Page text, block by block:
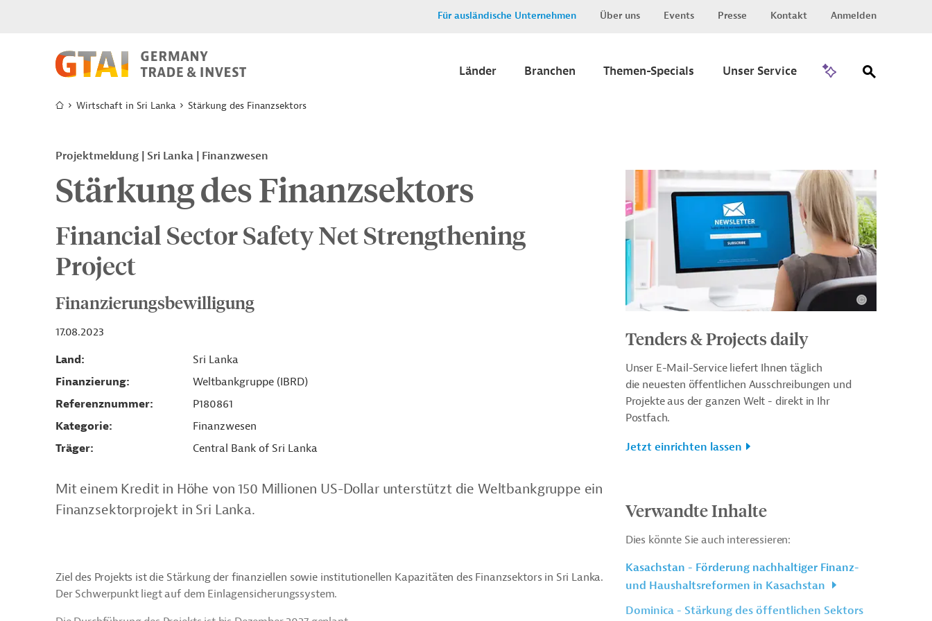
Für ausländische Unternehmen Über uns Events Presse Kontakt Anmelden
Länder Branchen Themen-Specials Unser Service
Wirtschaft in Sri Lanka Stärkung des Finanzsektors
Projektmeldung Sri Lanka Finanzwesen
Stärkung des Finanzsektors
Financial Sector Safety Net Strengthening
Project
Finanzierungsbewilligung
17.08.2023
Land
Sri Lanka
Finanzierung
Weltbankgruppe (IBRD)
Referenznummer
P180861
Kategorie
Finanzwesen
Träger
Central Bank of Sri Lanka
Mit einem Kredit in Höhe von 150 Millionen US-Dollar unterstützt die Weltbankgruppe ein
Finanzsektorprojekt in Sri Lanka.
Ziel des Projekts ist die Stärkung der finanziellen sowie institutionellen Kapazitäten des Finanzsektors in Sri Lanka.
Der Schwerpunkt liegt auf dem Einlagensicherungssystem.
Tenders & Projects daily
Unser E-Mail-Service liefert Ihnen täglich
die neuesten öffentlichen Ausschreibungen und
Projekte aus der ganzen Welt - direkt in Ihr
Postfach.
Jetzt einrichten lassen
Verwandte Inhalte
Dies könnte Sie auch interessieren:
Kasachstan - Förderung nachhaltiger Finanz-
und Haushaltsreformen in Kasachstan
Dominica - Stärkung des öffentlichen Sektors